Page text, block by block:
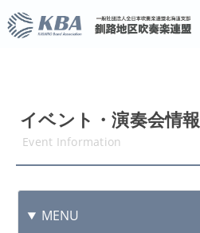
イベント・演奏会情報
Event Information
MENU